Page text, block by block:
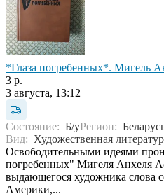
*Глаза погребенных*. Мигель
3 р.
3 августа, 13:12
Состояние: Б/уРегион:
Вид: Художественная
Освободительными идеями
погребенных" Мигеля Анхеля
выдающегося художника слова
Америки,...